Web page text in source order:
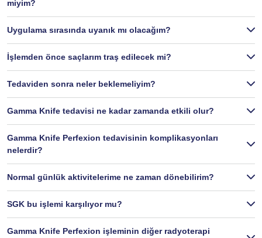
miyim?
Uygulama sırasında uyanık mı olacağım?
İşlemden önce saçlarım traş edilecek mi?
Tedaviden sonra neler beklemeliyim?
Gamma Knife tedavisi ne kadar zamanda etkili olur?
Gamma Knife Perfexion tedavisinin komplikasyonları
nelerdir?
Normal günlük aktivitelerime ne zaman dönebilirim?
SGK bu işlemi karşılıyor mu?
Gamma Knife Perfexion işleminin diğer radyoterapi